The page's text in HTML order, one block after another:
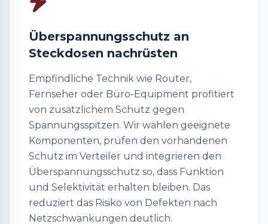
Überspannungsschutz an
Steckdosen nachrüsten
Empfindliche Technik wie Router,
Fernseher oder Büro-Equipment profitiert
von zusätzlichem Schutz gegen
Spannungsspitzen. Wir wählen geeignete
Komponenten, prüfen den vorhandenen
Schutz im Verteiler und integrieren den
Überspannungsschutz so, dass Funktion
und Selektivität erhalten bleiben. Das
reduziert das Risiko von Defekten nach
Netzschwankungen deutlich.